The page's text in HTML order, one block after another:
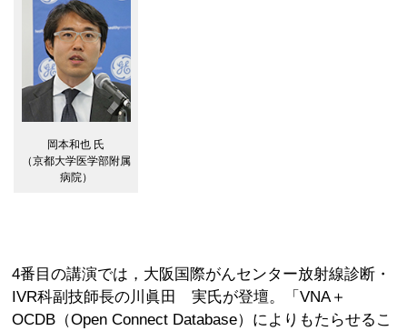
岡本和也 氏
（京都大学医学部附属
病院）
4番目の講演では，大阪国際がんセンター放射線診断・
IVR科副技師長の川眞田 実氏が登壇。「VNA＋
OCDB（Open Connect Database）によりもたらせるこ